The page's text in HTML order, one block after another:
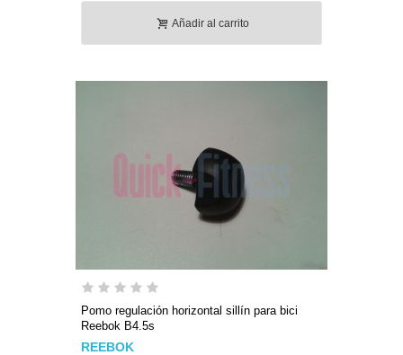
Añadir al carrito
Pomo regulación horizontal sillín para bici
Reebok B4.5s
REEBOK